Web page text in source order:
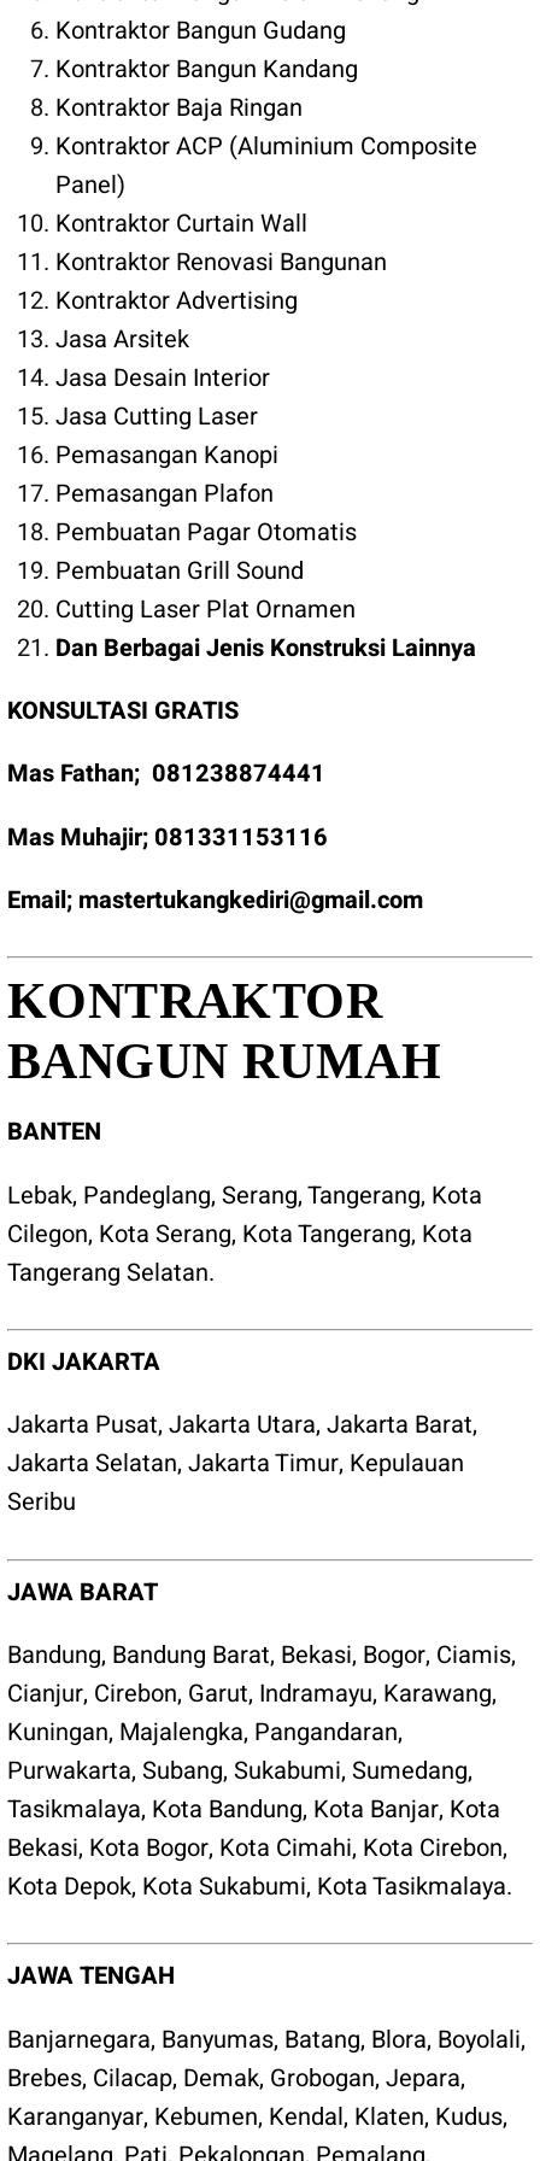
Kontraktor Bangun Gudang
Kontraktor Bangun Kandang
Kontraktor Baja Ringan
Kontraktor ACP (Aluminium Composite
Panel)
Kontraktor Curtain Wall
Kontraktor Renovasi Bangunan
Kontraktor Advertising
Jasa Arsitek
Jasa Desain Interior
Jasa Cutting Laser
Pemasangan Kanopi
Pemasangan Plafon
Pembuatan Pagar Otomatis
Pembuatan Grill Sound
Cutting Laser Plat Ornamen
Dan Berbagai Jenis Konstruksi Lainnya
KONSULTASI GRATIS
Mas Fathan; 081238874441
Mas Muhajir; 081331153116
Email; mastertukangkediri@gmail.com
KONTRAKTOR
BANGUN RUMAH
BANTEN
Lebak, Pandeglang, Serang,Tangerang, Kota
Cilegon, Kota Serang, Kota Tangerang, Kota
Tangerang Selatan.
DKI JAKARTA
Jakarta Pusat, Jakarta Utara, Jakarta Barat,
Jakarta Selatan, Jakarta Timur, Kepulauan
Seribu
JAWA BARAT
Bandung, Bandung Barat, Bekasi, Bogor, Ciamis,
Cianjur, Cirebon, Garut, Indramayu, Karawang,
Kuningan, Majalengka, Pangandaran,
Purwakarta, Subang, Sukabumi, Sumedang,
Tasikmalaya, Kota Bandung, Kota Banjar, Kota
Bekasi, Kota Bogor, Kota Cimahi, Kota Cirebon,
Kota Depok, Kota Sukabumi, Kota Tasikmalaya.
JAWA TENGAH
Banjarnegara, Banyumas, Batang, Blora, Boyolali,
Brebes, Cilacap, Demak, Grobogan, Jepara,
Karanganyar, Kebumen, Kendal, Klaten, Kudus,